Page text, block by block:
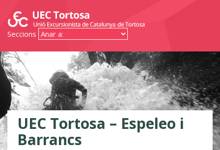
Seccions
UEC Tortosa – Espeleo i
Barrancs